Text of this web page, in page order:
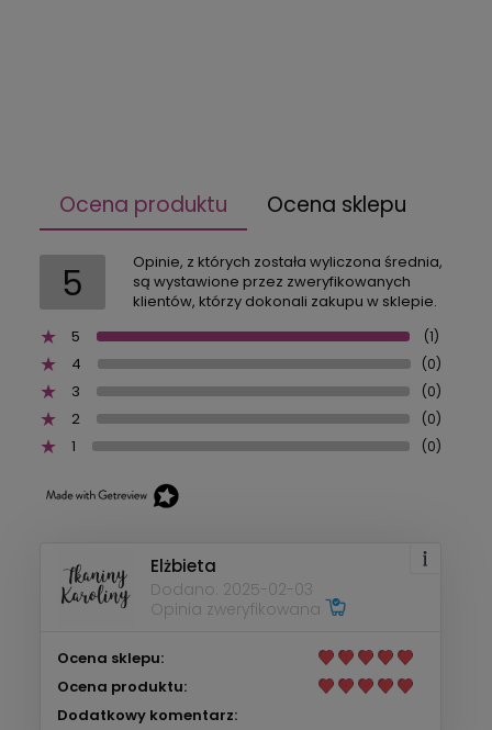
Ocena produktu Ocena sklepu
5
Opinie, z których została wyliczona średnia,
są wystawione przez zweryfikowanych
klientów, którzy dokonali zakupu w sklepie.
5
(1)
4 (0)
3 (0)
2 (0)
1 (0)
Elżbieta
Dodano: 2025-02-03
Opinia zweryfikowana
Ocena sklepu:
Ocena produktu:
Dodatkowy komentarz: